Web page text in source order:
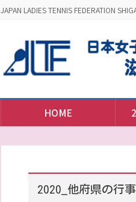
JAPAN LADIES TENNIS FEDERATION
HOME
2020_他府県の行事